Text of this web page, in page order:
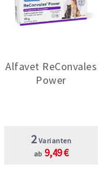
Alfavet ReConvales
Power
2 Varianten
ab 9,49 €